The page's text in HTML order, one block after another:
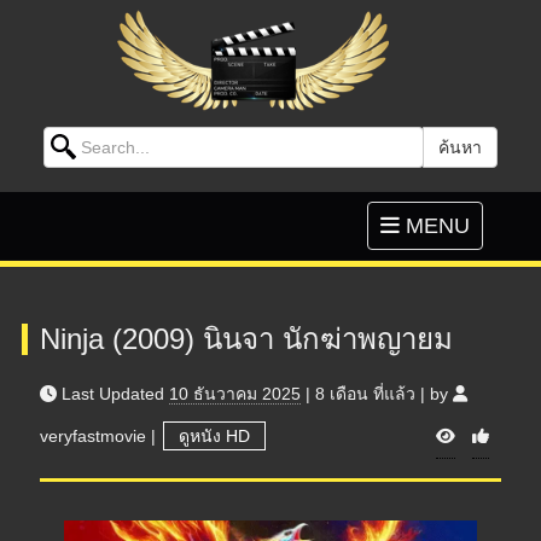
Search for: ค้นหา
Toggle
navigation
MENU
Ninja (2009) นินจา นักฆ่าพญายม
Last Updated 10 ธันวาคม 2025 | 8 เดือน ที่แล้ว | by
veryfastmovie | ดูหนัง HD V
i
e